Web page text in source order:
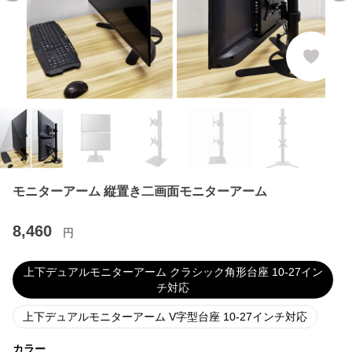
モニターアーム 縦置き二画面モニターアーム
8,460 円
上下デュアルモニターアーム クラシック角形台座 10-27イン
チ対応
上下デュアルモニターアーム V字型台座 10-27インチ対応
カラー